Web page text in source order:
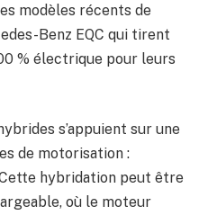
modèles récents de
Benz EQC qui tirent
% électrique pour leurs
s’appuient sur une
de motorisation :
hybridation peut être
où le moteur